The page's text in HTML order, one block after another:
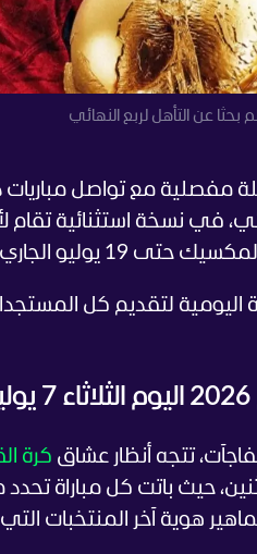
عن التأهل لربع النهائي
19 يوليو الجاري.
اليومية لتقديم كل
تتجه أنظار عشاق كرة
حيث باتت كل مباراة
هوية آخر المنتخبات